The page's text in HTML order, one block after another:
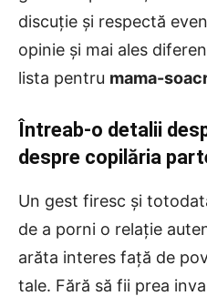
discuție și respectă
opinie și mai ales
lista pentru mama-
Întreab-o detalii
despre copilăria
Un gest firesc și
de a porni o relație
arăta interes față de
tale. Fără să fii prea